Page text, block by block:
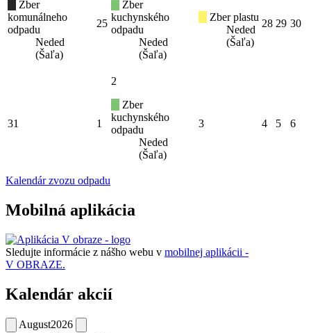
Zber
komunálneho
odpadu
Neded
(Šaľa)
25
Zber
kuchynského
odpadu
Neded
(Šaľa)
Zber plastu
Neded
(Šaľa)
28 29 30
31 1
2
Zber
kuchynského
odpadu
Neded
(Šaľa)
3 4 5 6
Kalendár zvozu odpadu
Mobilná aplikácia
Sledujte informácie z nášho webu v mobilnej aplikácii -
V OBRAZE.
Kalendár akcií
August2026